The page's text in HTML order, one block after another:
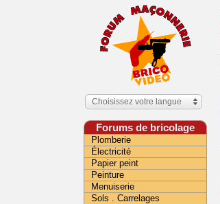
Choisissez votre langue
Forums de bricolage
Plomberie
Électricité
Papier peint
Peinture
Menuiserie
Sols . Carrelages